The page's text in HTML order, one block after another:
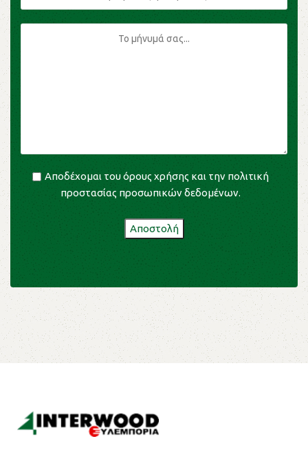
Αποδέχομαι τουόρους χρήσης και την πολιτική
προστασίας προσωπικών δεδομένων.